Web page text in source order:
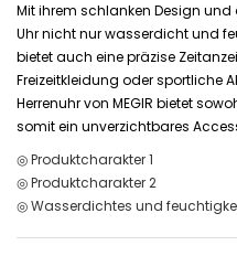
Mit ihrem schlanken Design
Uhr nicht nur wasserdicht und
bietet auch eine präzise
Freizeitkleidung oder sportliche
Herrenuhr von MEGIR bietet
somit ein unverzichtbares
◎ Produktcharakter 1
◎ Produktcharakter 2
◎ Wasserdichtes und